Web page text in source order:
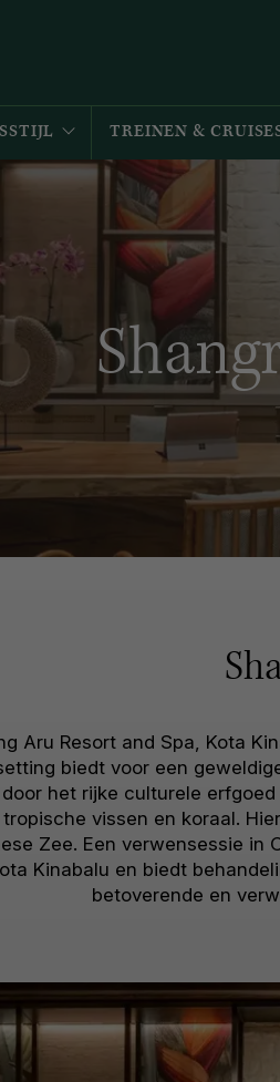
TREINEN &
Aru Resort and Spa, Kota
biedt voor een
het rijke culturele
vissen en koraal.
Zee. Een verwensessie in
Kinabalu en biedt
betoverende en